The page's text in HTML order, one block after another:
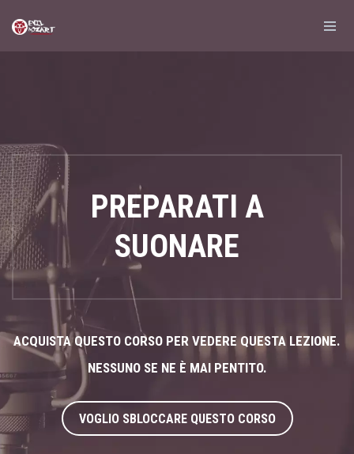
PREPARATI A
SUONARE
ACQUISTA QUESTO CORSO PER VEDERE QUESTA LEZIONE.
NESSUNO SE NE È MAI PENTITO.
VOGLIO SBLOCCARE QUESTO CORSO